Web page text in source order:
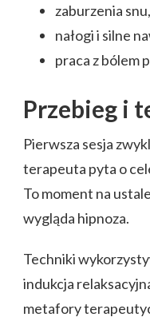
zaburzenia
nałogi i silne
praca z bólem
Przebieg i
Pierwsza sesja
terapeuta pyta o
To moment na
wygląda hipnoza.
Techniki
indukcja
metafory